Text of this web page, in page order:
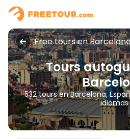
Free tours en
Tours
532 tours en Barcelona,
idiomas